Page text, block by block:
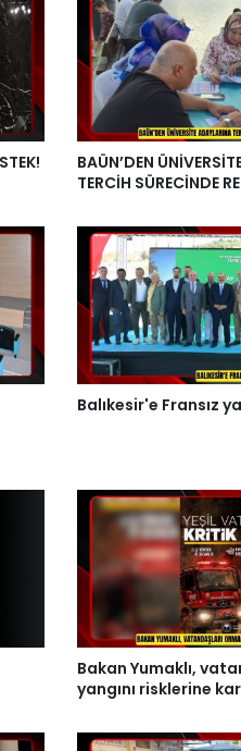
BAÜN’DEN
TERCİH SÜRECİNDE
Balıkesir'e Fransız
Bakan Yumaklı,
yangını risklerine